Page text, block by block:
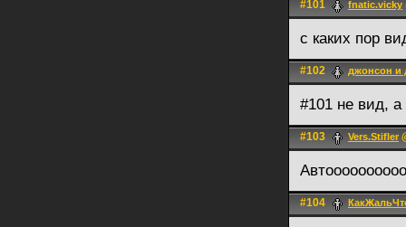
#101 fnatic.vicky
с каких пор
#102 джонсон и
#101 не вид,
#103 Vers.Stifler
#104